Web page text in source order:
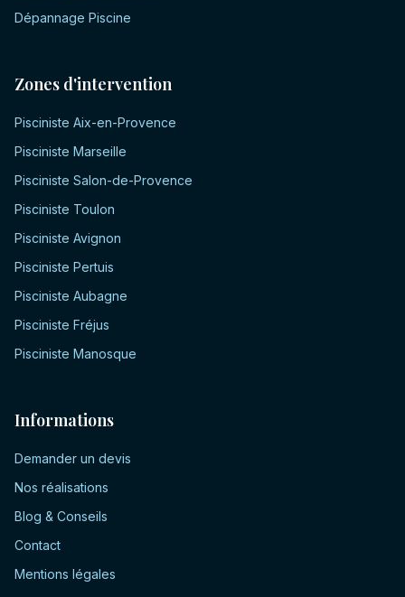
Dépannage Piscine
Zones d'intervention
Pisciniste Aix-en-Provence
Pisciniste Marseille
Pisciniste Salon-de-Provence
Pisciniste Toulon
Pisciniste Avignon
Pisciniste Pertuis
Pisciniste Aubagne
Pisciniste Fréjus
Pisciniste Manosque
Informations
Demander un devis
Nos réalisations
Blog & Conseils
Contact
Mentions légales